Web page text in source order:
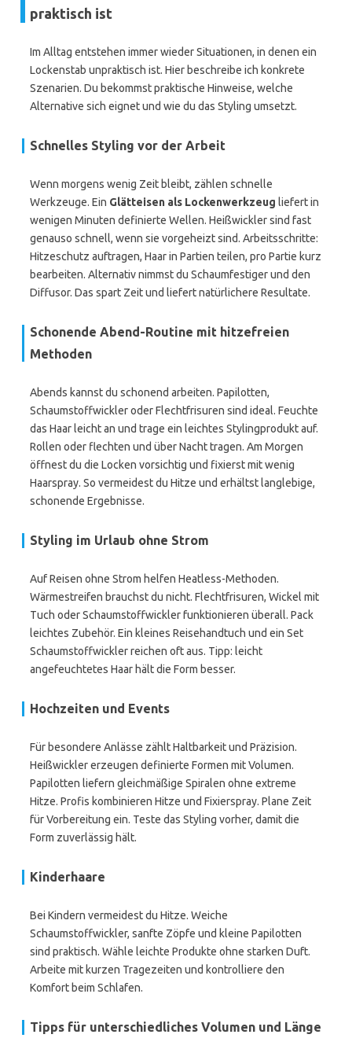
praktisch ist
Im Alltag entstehen immer wieder Situationen, in denen ein
Lockenstab unpraktisch ist. Hier beschreibe ich konkrete
Szenarien. Du bekommst praktische Hinweise, welche
Alternative sich eignet und wie du das Styling umsetzt.
Schnelles Styling vor der Arbeit
Wenn morgens wenig Zeit bleibt, zählen schnelle
Werkzeuge. Ein Glätteisen als Lockenwerkzeug liefert in
wenigen Minuten definierte Wellen. Heißwickler sind fast
genauso schnell, wenn sie vorgeheizt sind. Arbeitsschritte:
Hitzeschutz auftragen, Haar in Partien teilen, pro Partie kurz
bearbeiten. Alternativ nimmst du Schaumfestiger und den
Diffusor. Das spart Zeit und liefert natürlichere Resultate.
Schonende Abend-Routine mit hitzefreien
Methoden
Abends kannst du schonend arbeiten. Papilotten,
Schaumstoffwickler oder Flechtfrisuren sind ideal. Feuchte
das Haar leicht an und trage ein leichtes Stylingprodukt auf.
Rollen oder flechten und über Nacht tragen. Am Morgen
öffnest du die Locken vorsichtig und fixierst mit wenig
Haarspray. So vermeidest du Hitze und erhältst langlebige,
schonende Ergebnisse.
Styling im Urlaub ohne Strom
Auf Reisen ohne Strom helfen Heatless-Methoden.
Wärmestreifen brauchst du nicht. Flechtfrisuren, Wickel mit
Tuch oder Schaumstoffwickler funktionieren überall. Pack
leichtes Zubehör. Ein kleines Reisehandtuch und ein Set
Schaumstoffwickler reichen oft aus. Tipp: leicht
angefeuchtetes Haar hält die Form besser.
Hochzeiten und Events
Für besondere Anlässe zählt Haltbarkeit und Präzision.
Heißwickler erzeugen definierte Formen mit Volumen.
Papilotten liefern gleichmäßige Spiralen ohne extreme
Hitze. Profis kombinieren Hitze und Fixierspray. Plane Zeit
für Vorbereitung ein. Teste das Styling vorher, damit die
Form zuverlässig hält.
Kinderhaare
Bei Kindern vermeidest du Hitze. Weiche
Schaumstoffwickler, sanfte Zöpfe und kleine Papilotten
sind praktisch. Wähle leichte Produkte ohne starken Duft.
Arbeite mit kurzen Tragezeiten und kontrolliere den
Komfort beim Schlafen.
Tipps für unterschiedliches Volumen und Länge